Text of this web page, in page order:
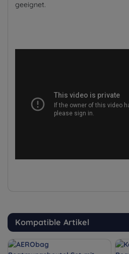
geeignet.
Kompatible Artikel